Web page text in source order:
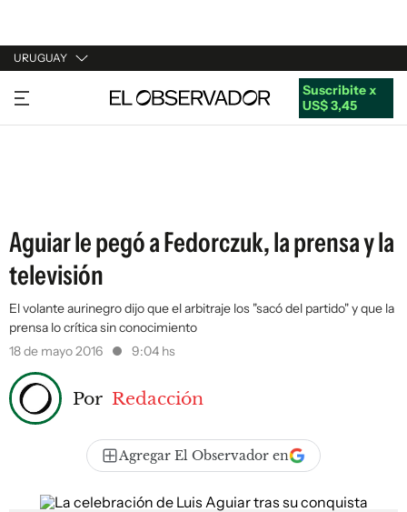
URUGUAY
URUGUAY
ARGENTINA
Suscribite x
US$ 3,45
Aguiar le pegó a Fedorczuk, la prensa y la
televisión
El volante aurinegro dijo que el arbitraje los "sacó del partido" y que la
prensa lo crítica sin conocimiento
18 de mayo 2016
9:04 hs
Por Redacción
Agregar El Observador en